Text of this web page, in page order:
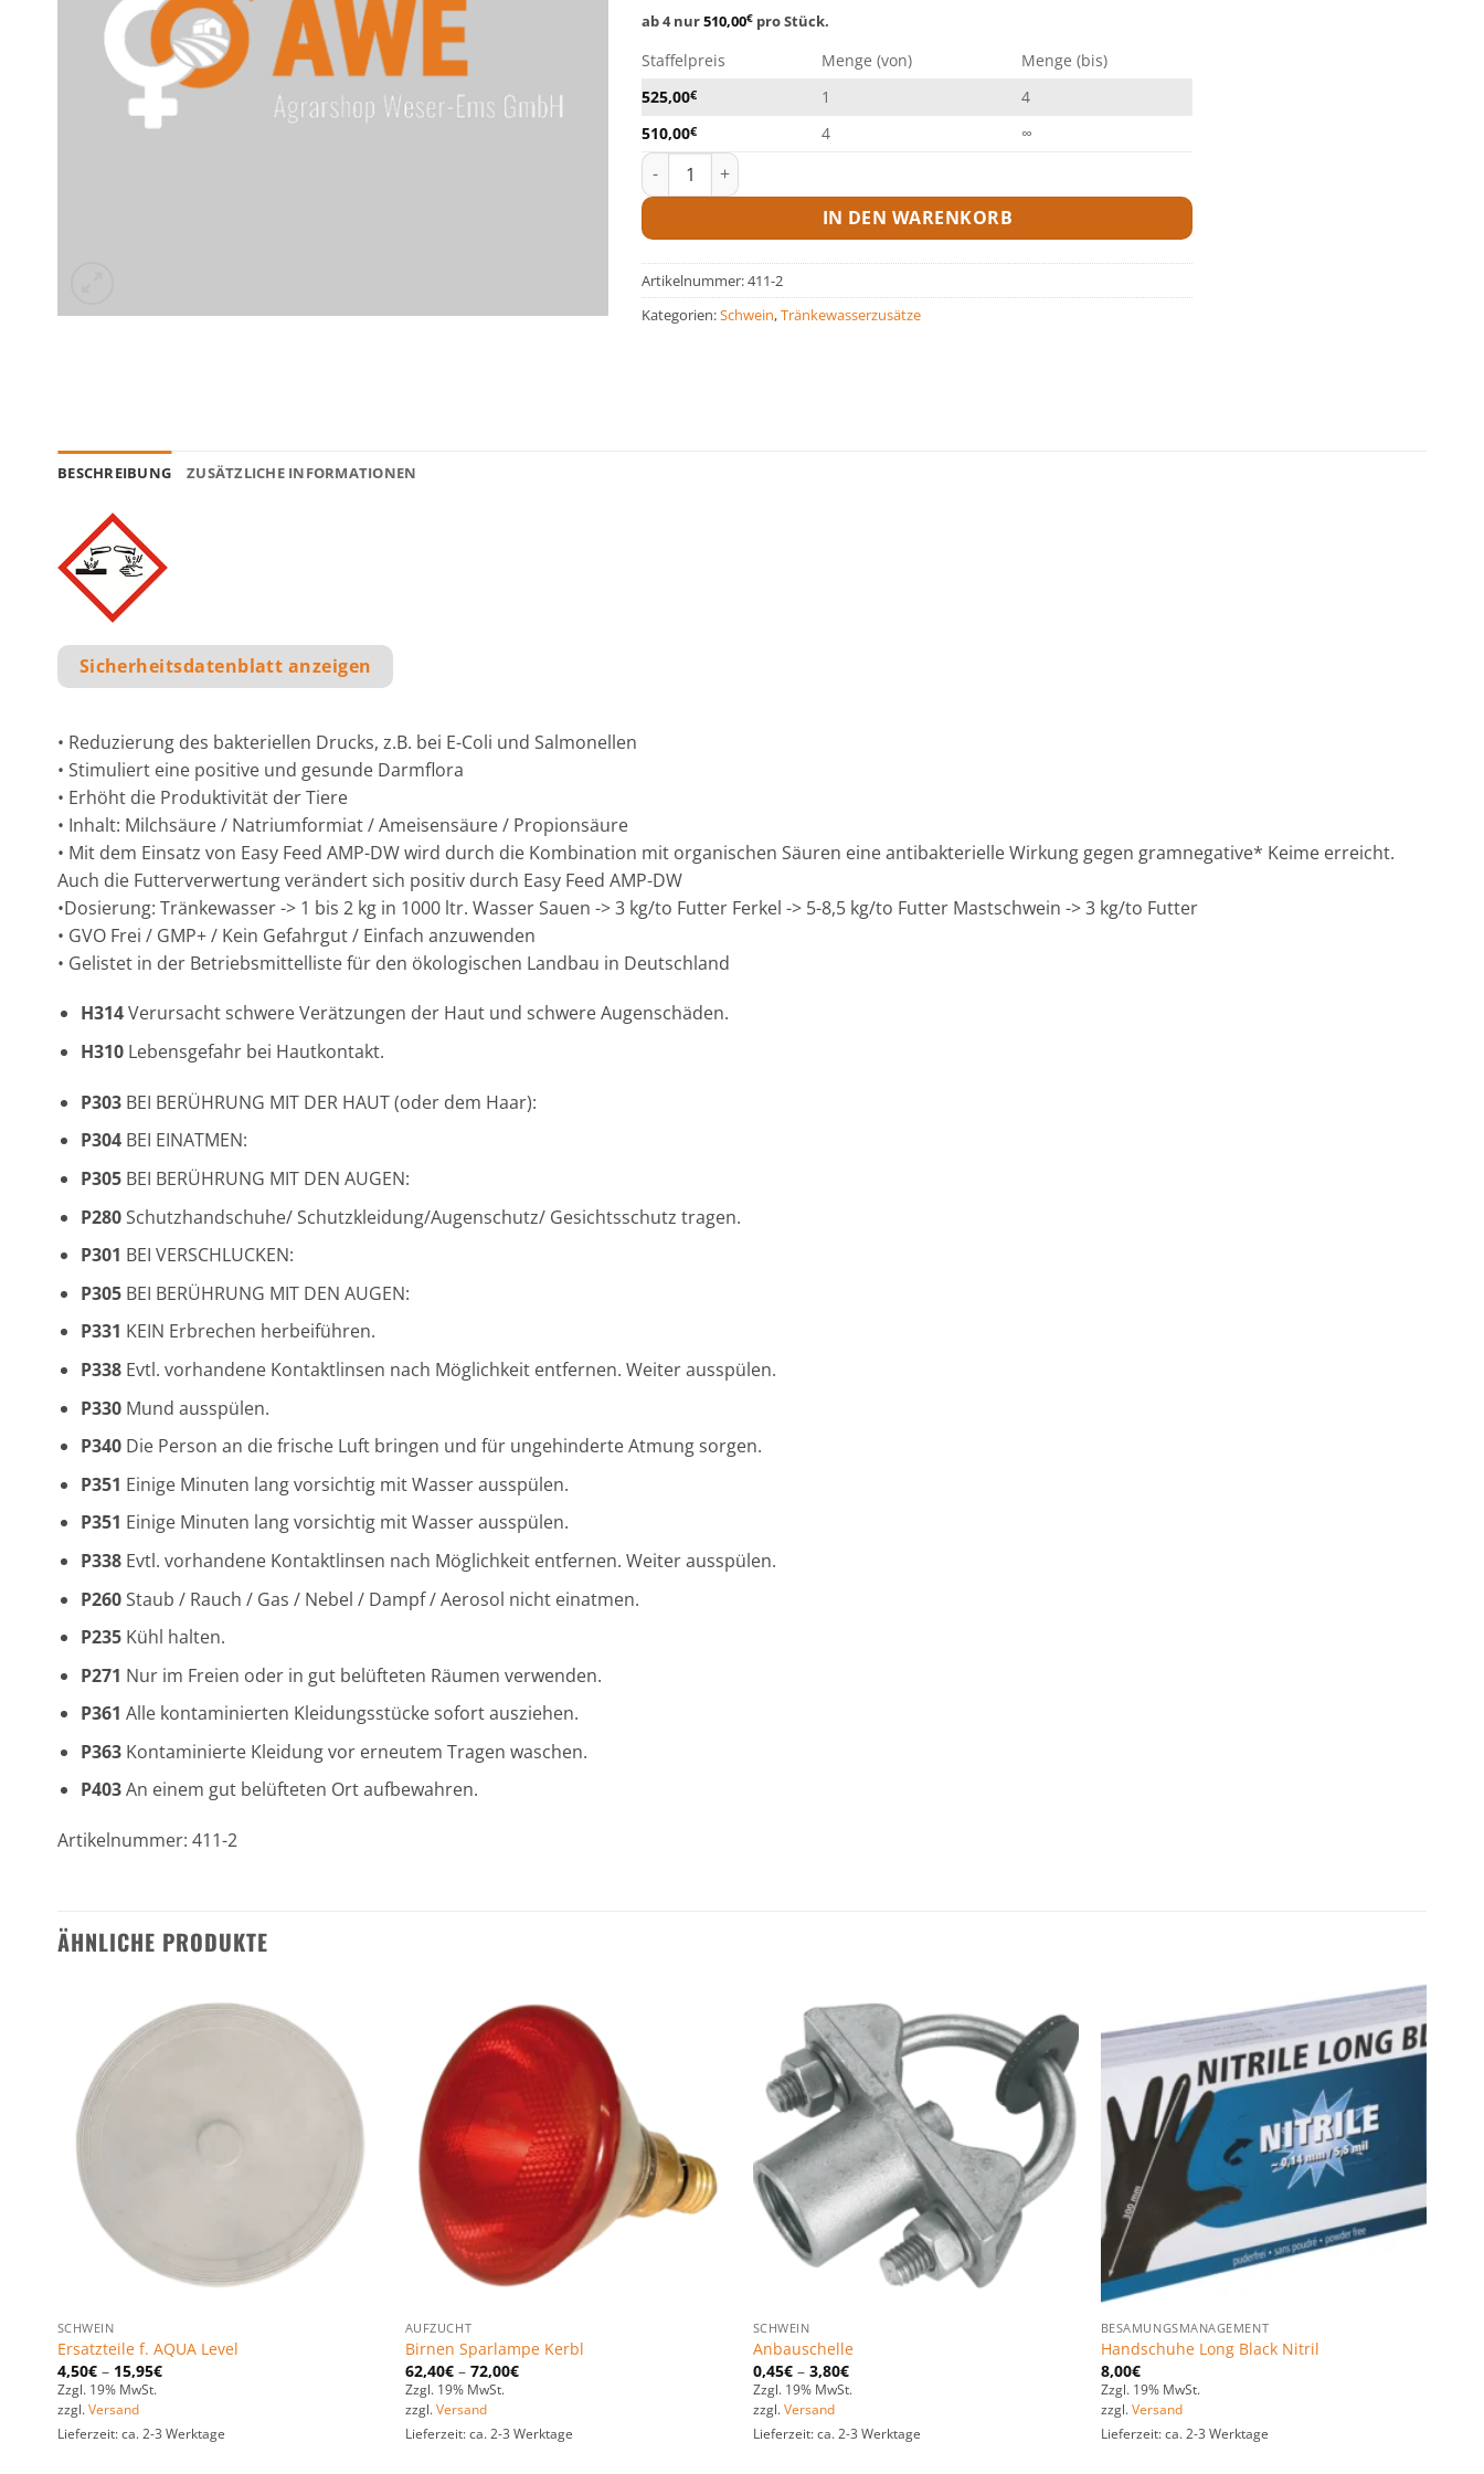
ab 4 nur510,00€ pro Stück.
Staffelpreis Menge (von)
Menge (bis)
525,00€ 1
4
510,00€ 4
∞
Easy Feed Safe-DW EFM - 240 kg Fass Menge
IN DEN WARENKORB
Artikelnummer:411-2
Kategorien:Schwein,Tränkewasserzusätze
BESCHREIBUNG ZUSÄTZLICHE INFORMATIONEN
Sicherheitsdatenblatt anzeigen
• Reduzierung des bakteriellen Drucks, z.B. bei E-Coli und Salmonellen
• Stimuliert eine positive und gesunde Darmflora
• Erhöht die Produktivität der Tiere
• Inhalt: Milchsäure / Natriumformiat / Ameisensäure / Propionsäure
• Mit dem Einsatz von Easy Feed AMP-DW wird durch die Kombination mit organischen Säuren eine antibakterielle Wirkung gegen gramnegative* Keime erreicht.
Auch die Futterverwertung verändert sich positiv durch Easy Feed AMP-DW
•Dosierung: Tränkewasser -> 1 bis 2 kg in 1000 ltr. Wasser Sauen -> 3 kg/to Futter Ferkel -> 5-8,5 kg/to Futter Mastschwein -> 3 kg/to Futter
• GVO Frei / GMP+ / Kein Gefahrgut / Einfach anzuwenden
• Gelistet in der Betriebsmittelliste für den ökologischen Landbau in Deutschland
H314Verursacht schwere Verätzungen der Haut und schwere Augenschäden.
H310Lebensgefahr bei Hautkontakt.
P303BEI BERÜHRUNG MIT DER HAUT (oder dem Haar):
P304BEI EINATMEN:
P305BEI BERÜHRUNG MIT DEN AUGEN:
P280Schutzhandschuhe/ Schutzkleidung/Augenschutz/ Gesichtsschutz tragen.
P301 BEI VERSCHLUCKEN:
P305BEI BERÜHRUNG MIT DEN AUGEN:
P331 KEIN Erbrechen herbeiführen.
P338Evtl. vorhandene Kontaktlinsen nach Möglichkeit entfernen. Weiter ausspülen.
P330Mund ausspülen.
P340Die Person an die frische Luft bringen und für ungehinderte Atmung sorgen.
P351 Einige Minuten lang vorsichtig mit Wasser ausspülen.
P351 Einige Minuten lang vorsichtig mit Wasser ausspülen.
P338Evtl. vorhandene Kontaktlinsen nach Möglichkeit entfernen. Weiter ausspülen.
P260Staub / Rauch / Gas / Nebel / Dampf / Aerosol nicht einatmen.
P235Kühl halten.
P271 Nur im Freien oder in gut belüfteten Räumen verwenden.
P361 Alle kontaminierten Kleidungsstücke sofort ausziehen.
P363Kontaminierte Kleidung vor erneutem Tragen waschen.
P403An einem gut belüfteten Ort aufbewahren.
Artikelnummer: 411-2
ÄHNLICHE PRODUKTE
Zu den
Favoriten
hinzufügen
SCHWEIN
Ersatzteile f. AQUA Level
4,50€– 15,95€
Zzgl. 19% MwSt.
zzgl. Versand
Lieferzeit: ca. 2-3 Werktage
AUFZUCHT
Birnen Sparlampe Kerbl
62,40€– 72,00€
Zzgl. 19% MwSt.
zzgl. Versand
Lieferzeit: ca. 2-3 Werktage
Zu den
Favoriten
hinzufügen
SCHWEIN
Anbauschelle
0,45€– 3,80€
Zzgl. 19% MwSt.
zzgl. Versand
Lieferzeit: ca. 2-3 Werktage
Zu den
Favoriten
hinzufügen
BESAMUNGSMANAGEMENT
Handschuhe Long Black Nitril
8,00€
Zzgl. 19% MwSt.
zzgl. Versand
Lieferzeit: ca. 2-3 Werktage